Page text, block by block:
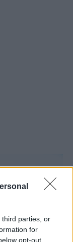
third parties, or
for
opt-out